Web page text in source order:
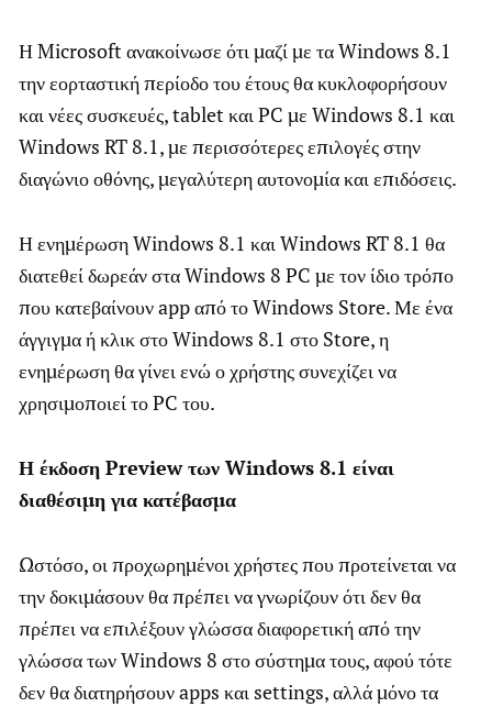
Η Microsoft ανακοίνωσε ότι μαζί με τα Windows 8.1
την εορταστική περίοδο του έτους θα κυκλοφορήσουν
και νέες συσκευές, tablet και PC με Windows 8.1 και
Windows RT 8.1, με περισσότερες επιλογές στην
διαγώνιο οθόνης, μεγαλύτερη αυτονομία και επιδόσεις.
Η ενημέρωση Windows 8.1 και Windows RT 8.1 θα
διατεθεί δωρεάν στα Windows 8 PC με τον ίδιο τρόπο
που κατεβαίνουν app από το Windows Store. Με ένα
άγγιγμα ή κλικ στο Windows 8.1 στο Store, η
ενημέρωση θα γίνει ενώ ο χρήστης συνεχίζει να
χρησιμοποιεί το PC του.
Η έκδοση Preview των Windows 8.1 είναι
διαθέσιμη για κατέβασμα
Ωστόσο, οι προχωρημένοι χρήστες που προτείνεται να
την δοκιμάσουν θα πρέπει να γνωρίζουν ότι δεν θα
πρέπει να επιλέξουν γλώσσα διαφορετική από την
γλώσσα των Windows 8 στο σύστημα τους, αφού τότε
δεν θα διατηρήσουν apps και settings, αλλά μόνο τα